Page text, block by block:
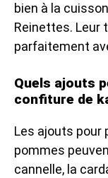
bien à la
Reinettes. Leur
parfaitement
Quels ajouts
confiture de
Les ajouts pour
pommes
cannelle, la